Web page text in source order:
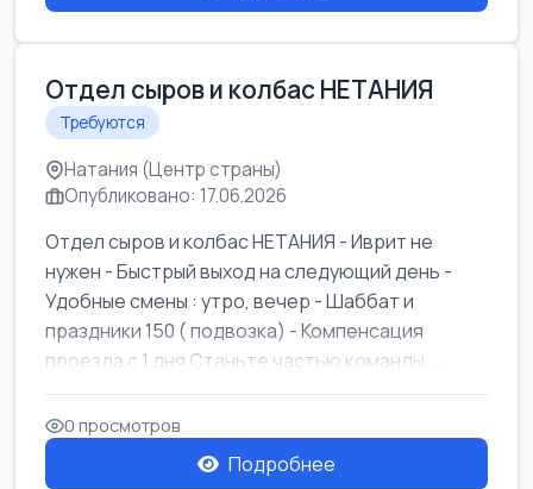
Отдел сыров и колбас НЕТАНИЯ
Требуются
Натания (Центр страны)
Опубликовано: 17.06.2026
Отдел сыров и колбас НЕТАНИЯ - Иврит не
нужен - Быстрый выход на следующий день -
Удобные смены : утро, вечер - Шаббат и
праздники 150 ( подвозка) - Компенсация
проезда с 1 дня Станьте частью команды ...
0 просмотров
Подробнее